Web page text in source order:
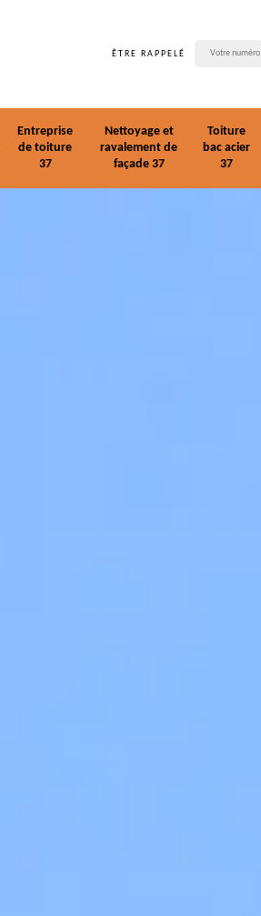
ÊTRE RAPPELÉ
Entreprise
de toiture
37
Nettoyage et
ravalement de
façade 37
Toiture
bac acier
37